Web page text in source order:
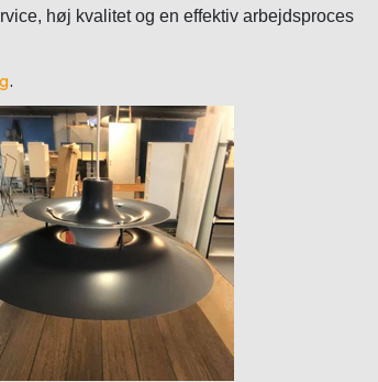
høj kvalitet og en effektiv arbejdsproces
.